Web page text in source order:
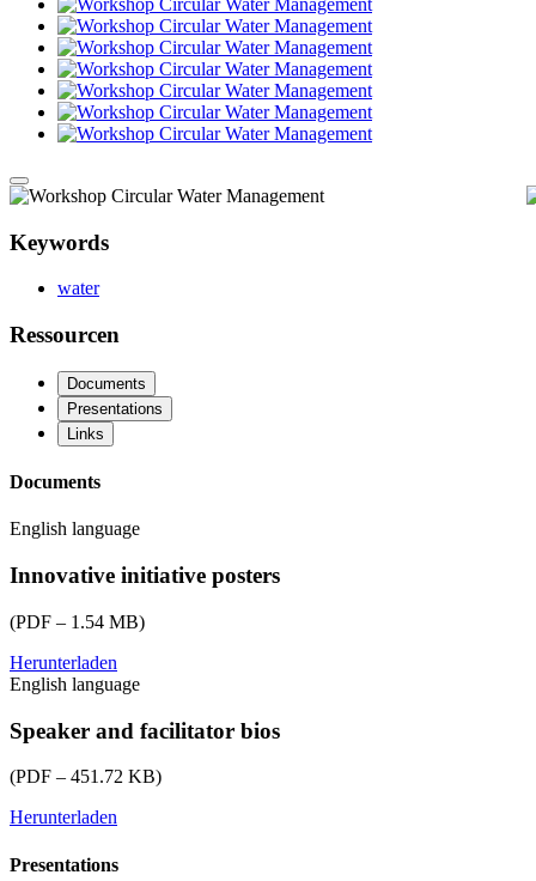
Media
slideshow
Keywords
water
Ressourcen
Documents
Presentations
Links
Documents
English language
Innovative initiative posters
(PDF – 1.54 MB)
Herunterladen
cap-
2024-
water-
posters-
English language
Speaker and facilitator bios
(PDF – 451.72 KB)
Herunterladen
network-
Presentations